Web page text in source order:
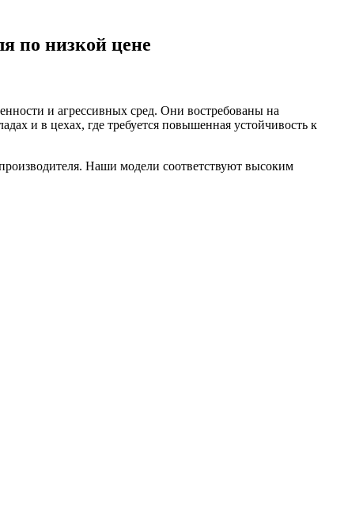
по низкой цене
и агрессивных сред. Они востребованы на
и в цехах, где требуется повышенная устойчивость к
Наши модели соответствуют высоким